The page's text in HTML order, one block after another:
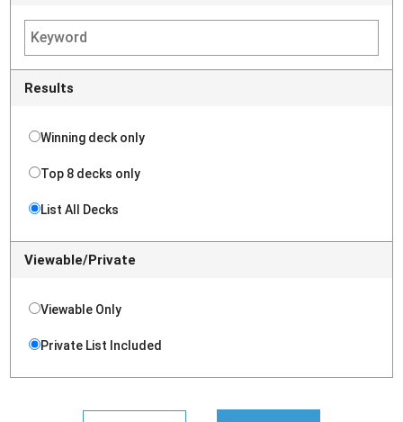
Results
Winning deck only
Top 8 decks only
List All Decks
Viewable/Private
Viewable Only
Private List Included